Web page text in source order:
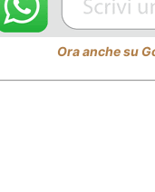
Ora anche su